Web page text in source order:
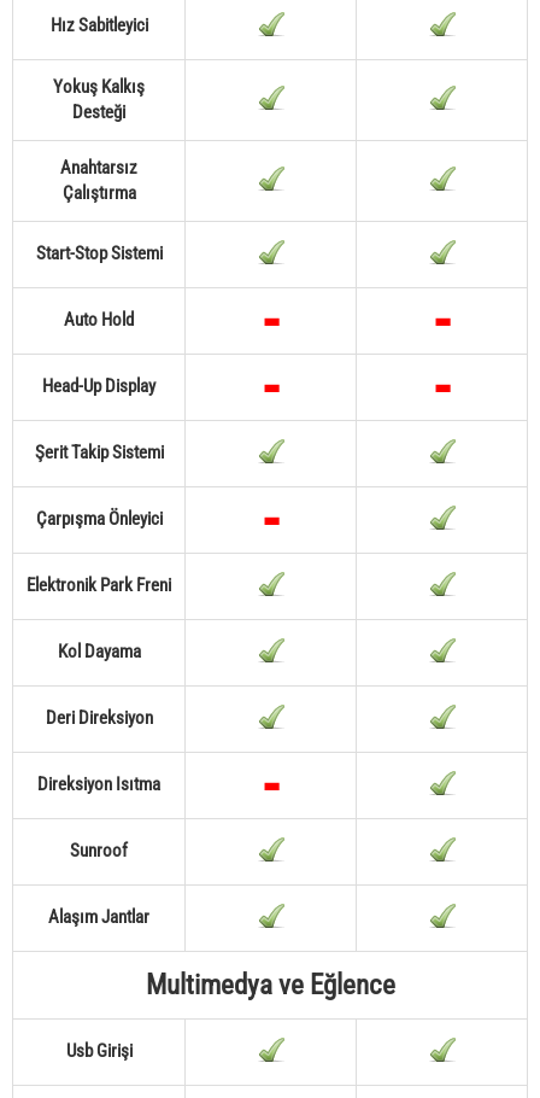
Hız Sabitleyici
Yokuş Kalkış
Desteği
Anahtarsız
Çalıştırma
Start-Stop Sistemi
Auto Hold
Head-Up Display
Şerit Takip Sistemi
Çarpışma Önleyici
Elektronik Park Freni
Kol Dayama
Deri Direksiyon
Direksiyon Isıtma
Sunroof
Alaşım Jantlar
Multimedya ve Eğlence
Usb Girişi